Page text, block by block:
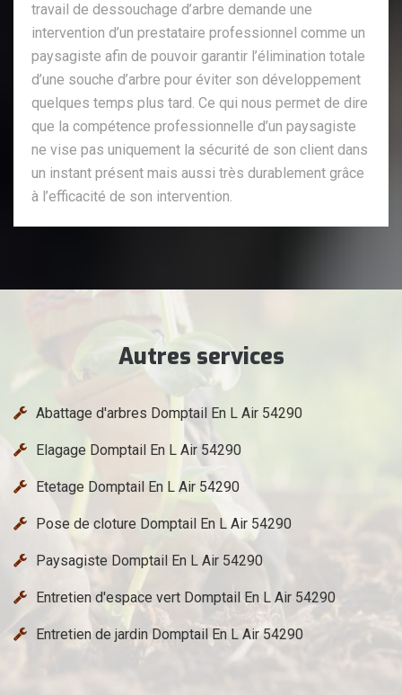
travail de dessouchage d’arbre demande une
intervention d’un prestataire professionnel comme un
paysagiste afin de pouvoir garantir l’élimination totale
d’une souche d’arbre pour éviter son développement
quelques temps plus tard. Ce qui nous permet de dire
que la compétence professionnelle d’un paysagiste
ne vise pas uniquement la sécurité de son client dans
un instant présent mais aussi très durablement grâce
à l’efficacité de son intervention.
Autres services
Abattage d'arbres Domptail En L Air 54290
Elagage Domptail En L Air 54290
Etetage Domptail En L Air 54290
Pose de cloture Domptail En L Air 54290
Paysagiste Domptail En L Air 54290
Entretien d'espace vert Domptail En L Air 54290
Entretien de jardin Domptail En L Air 54290